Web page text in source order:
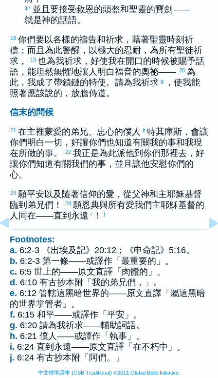
17 並且要接受救恩的頭盔和聖靈的寶劍——
就是神的話語。
18 你們要以各樣的禱告和祈求，藉著聖靈時刻祈
禱；而且為此警醒，以極大的忍耐，為所有聖徒祈
求，
19 也為我祈求，好使我在開口的時候被賜予話
語，能坦然無懼地讓人明白福音的奧祕—— 20 為
此，我成了帶鎖鏈的特使。請為我祈求 g
，使我能
照著應該說的，放膽傳道。
信末的問候
21 在主裡蒙愛的弟兄、忠心的僕人 h 特其庫斯 ，會讓
你們明白一切，好讓你們也知道有關我的事和我現
在所做的事。
22 我正是為此派他到你們那裡去，好
讓你們知道有關我們的事，並且讓他安慰你們的
心。
23 願平安以及隨著信仰的愛，從父神和主耶穌基督
臨到弟兄們！
24 願恩典與所有愛我們主耶穌基督的
人同在——直到永遠 i ！ j
Footnotes:
a. 6:2-3 《出埃及記》20:12；《申命記》5:16。
b. 6:2-3 第一條——或譯作「最重要的」。
c. 6:5 世上的——原文直譯「肉體的」。
d. 6:10 有古抄本附「我的弟兄們，」。
e. 6:12 管轄這黑暗世界的——原文直譯「屬這黑暗
的世界掌管者」。
f. 6:15 和平——或譯作「平安」。
g. 6:20 請為我祈求——輔助詞語。
h. 6:21 僕人——或譯作「執事」。
i. 6:24 直到永遠——原文直譯「在不朽中」。
j. 6:24 有古抄本附「阿們。」
中文標準譯本 (CSB Traditional) ©2011 Global Bible Initiative.